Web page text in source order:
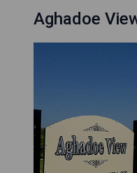
Aghadoe